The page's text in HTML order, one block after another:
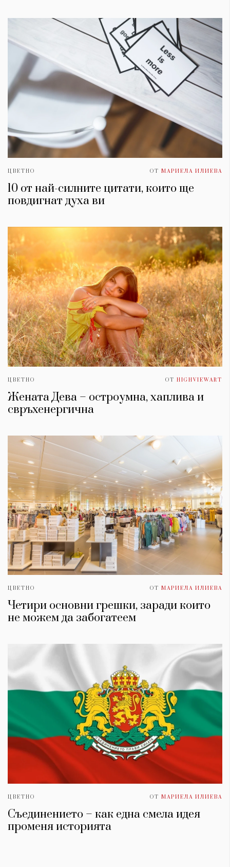
ЦВЕТНО ОТ МАРИЕЛА ИЛИЕВА
10 от най-силните цитати, които ще
повдигнат духa ви
ЦВЕТНО ОТ HIGHVIEWART
Жената Дева – остроумна, хаплива и
свръхенергична
ЦВЕТНО ОТ МАРИЕЛА ИЛИЕВА
Четири основни грешки, заради които
не можем да забогатеем
ЦВЕТНО ОТ МАРИЕЛА ИЛИЕВА
Съединението – как една смела идея
променя историята